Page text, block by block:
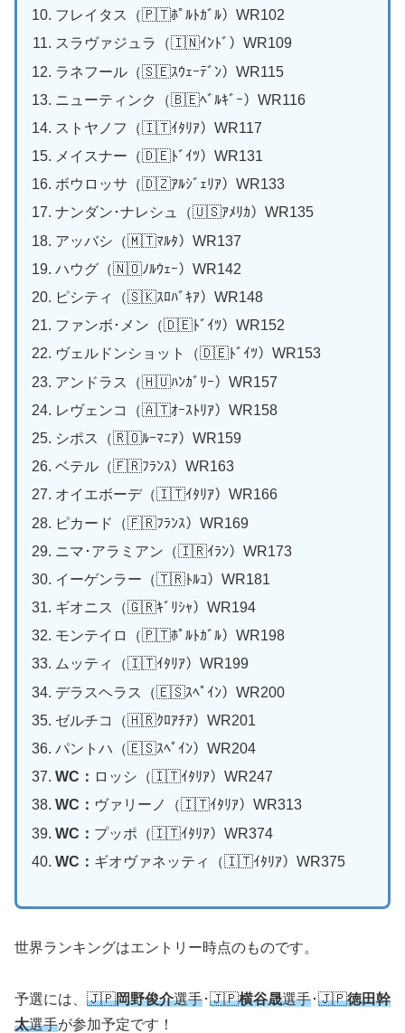
フレイタス（🇵🇹ﾎﾟﾙﾄｶﾞﾙ）WR102
スラヴァジュラ（🇮🇳ｲﾝﾄﾞ）WR109
ラネフール（🇸🇪ｽｳｪｰﾃﾞﾝ）WR115
ニューティンク（🇧🇪ﾍﾞﾙｷﾞｰ）WR116
ストヤノフ（🇮🇹ｲﾀﾘｱ）WR117
メイスナー（🇩🇪ﾄﾞｲﾂ）WR131
ボウロッサ（🇩🇿ｱﾙｼﾞｪﾘｱ）WR133
ナンダン･ナレシュ（🇺🇸ｱﾒﾘｶ）WR135
アッバシ（🇲🇹ﾏﾙﾀ）WR137
ハウグ（🇳🇴ﾉﾙｳｪｰ）WR142
ピシティ（🇸🇰ｽﾛﾊﾞｷｱ）WR148
ファンボ･メン（🇩🇪ﾄﾞｲﾂ）WR152
ヴェルドンショット（🇩🇪ﾄﾞｲﾂ）WR153
アンドラス（🇭🇺ﾊﾝｶﾞﾘｰ）WR157
レヴェンコ（🇦🇹ｵｰｽﾄﾘｱ）WR158
シポス（🇷🇴ﾙｰﾏﾆｱ）WR159
ベテル（🇫🇷ﾌﾗﾝｽ）WR163
オイエボーデ（🇮🇹ｲﾀﾘｱ）WR166
ピカード（🇫🇷ﾌﾗﾝｽ）WR169
ニマ･アラミアン（🇮🇷ｲﾗﾝ）WR173
イーゲンラー（🇹🇷ﾄﾙｺ）WR181
ギオニス（🇬🇷ｷﾞﾘｼｬ）WR194
モンテイロ（🇵🇹ﾎﾟﾙﾄｶﾞﾙ）WR198
ムッティ（🇮🇹ｲﾀﾘｱ）WR199
デラスヘラス（🇪🇸ｽﾍﾟｲﾝ）WR200
ゼルチコ（🇭🇷ｸﾛｱﾁｱ）WR201
パントハ（🇪🇸ｽﾍﾟｲﾝ）WR204
WC： ロッシ（🇮🇹ｲﾀﾘｱ）WR247
WC： ヴァリーノ（🇮🇹ｲﾀﾘｱ）WR313
WC： プッポ（🇮🇹ｲﾀﾘｱ）WR374
WC： ギオヴァネッティ（🇮🇹ｲﾀﾘｱ）WR375
世界ランキングはエントリー時点のものです。
予選には、 🇯🇵岡野俊介選手･🇯🇵横谷晟選手･🇯🇵徳田幹
太選手が参加予定です！